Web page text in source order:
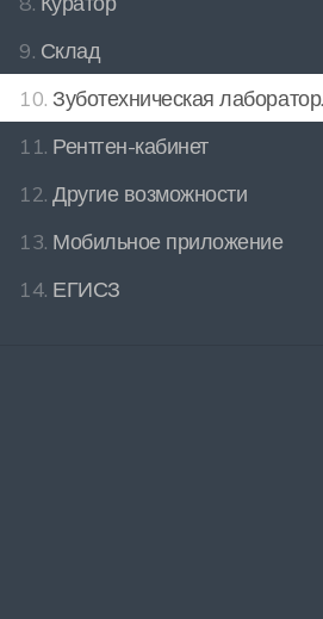
9. Склад
10. Зуботехническая лаборатория
11. Рентген-кабинет
12.Другие возможности
13. Мобильное приложение
14. ЕГИСЗ